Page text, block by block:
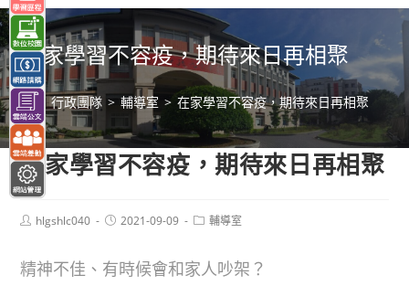
內
容 在家學習不容疫，期待來日再相聚
> 行政團隊 > 輔導室 > 在家學習不容疫，期待來日再相聚
在家學習不容疫，期待來日再相聚
Posthlgshlc040
Post2021-09-09
Post輔導室
精神不佳、有時候會和家人吵架？